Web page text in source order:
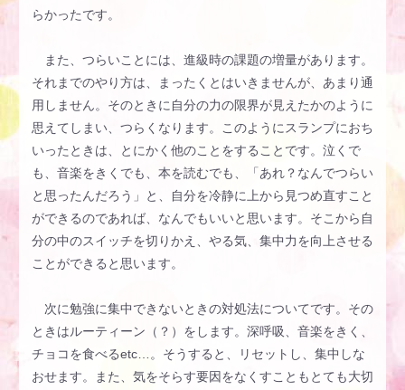
らかったです。
また、つらいことには、進級時の課題の増量があります。
それまでのやり方は、まったくとはいきませんが、あまり通
用しません。そのときに自分の力の限界が見えたかのように
思えてしまい、つらくなります。このようにスランプにおち
いったときは、とにかく他のことをすることです。泣くで
も、音楽をきくでも、本を読むでも、「あれ？なんでつらい
と思ったんだろう」と、自分を冷静に上から見つめ直すこと
ができるのであれば、なんでもいいと思います。そこから自
分の中のスイッチを切りかえ、やる気、集中力を向上させる
ことができると思います。
次に勉強に集中できないときの対処法についてです。その
ときはルーティーン（？）をします。深呼吸、音楽をきく、
チョコを食べるetc…。そうすると、リセットし、集中しな
おせます。また、気をそらす要因をなくすこともとても大切